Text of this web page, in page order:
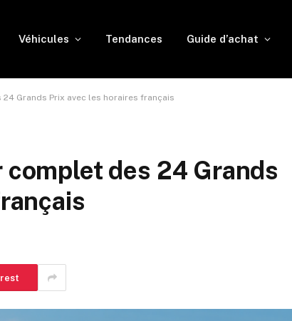
Véhicules Tendances Guide d’achat
Grands Prix avec les horaires français
complet des 24 Grands